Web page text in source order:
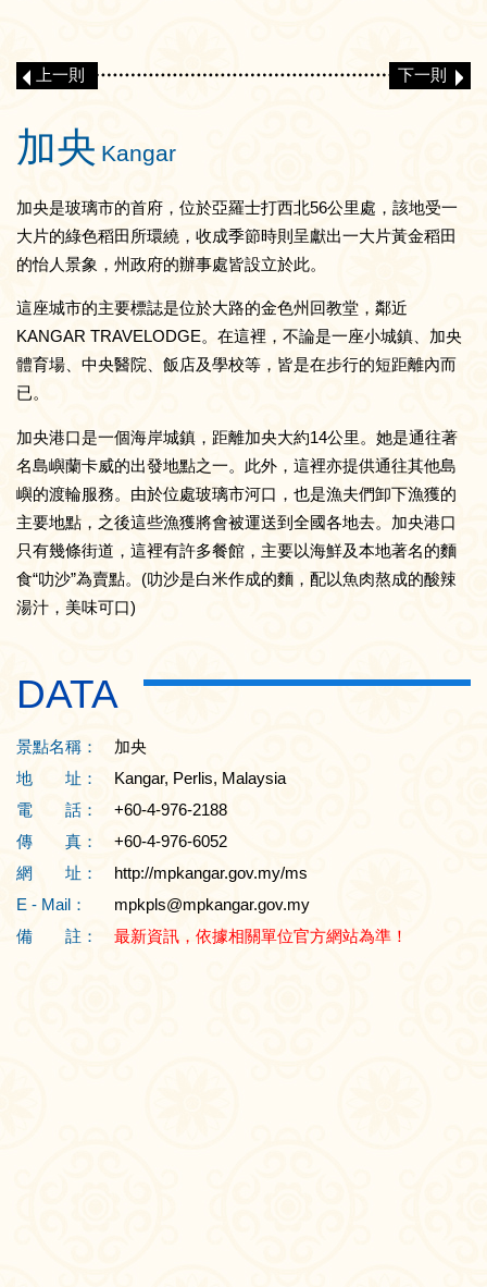
上一則 下一則
加央 Kangar
加央是玻璃市的首府，位於亞羅士打西北56公里處，該地受一
大片的綠色稻田所環繞，收成季節時則呈獻出一大片黃金稻田
的怡人景象，州政府的辦事處皆設立於此。
這座城市的主要標誌是位於大路的金色州回教堂，鄰近
KANGAR TRAVELODGE。在這裡，不論是一座小城鎮、加央
體育場、中央醫院、飯店及學校等，皆是在步行的短距離內而
已。
加央港口是一個海岸城鎮，距離加央大約14公里。她是通往著
名島嶼蘭卡威的出發地點之一。此外，這裡亦提供通往其他島
嶼的渡輪服務。由於位處玻璃市河口，也是漁夫們卸下漁獲的
主要地點，之後這些漁獲將會被運送到全國各地去。加央港口
只有幾條街道，這裡有許多餐館，主要以海鮮及本地著名的麵
食“叻沙”為賣點。(叻沙是白米作成的麵，配以魚肉熬成的酸辣
湯汁，美味可口)
DATA
景點名稱：
加央
地 址：
Kangar, Perlis, Malaysia
電 話：
+60-4-976-2188
傳 真：
+60-4-976-6052
網 址：
http://mpkangar.gov.my/ms
E - Mail：
mpkpls@mpkangar.gov.my
備 註：
最新資訊，依據相關單位官方網站為準！